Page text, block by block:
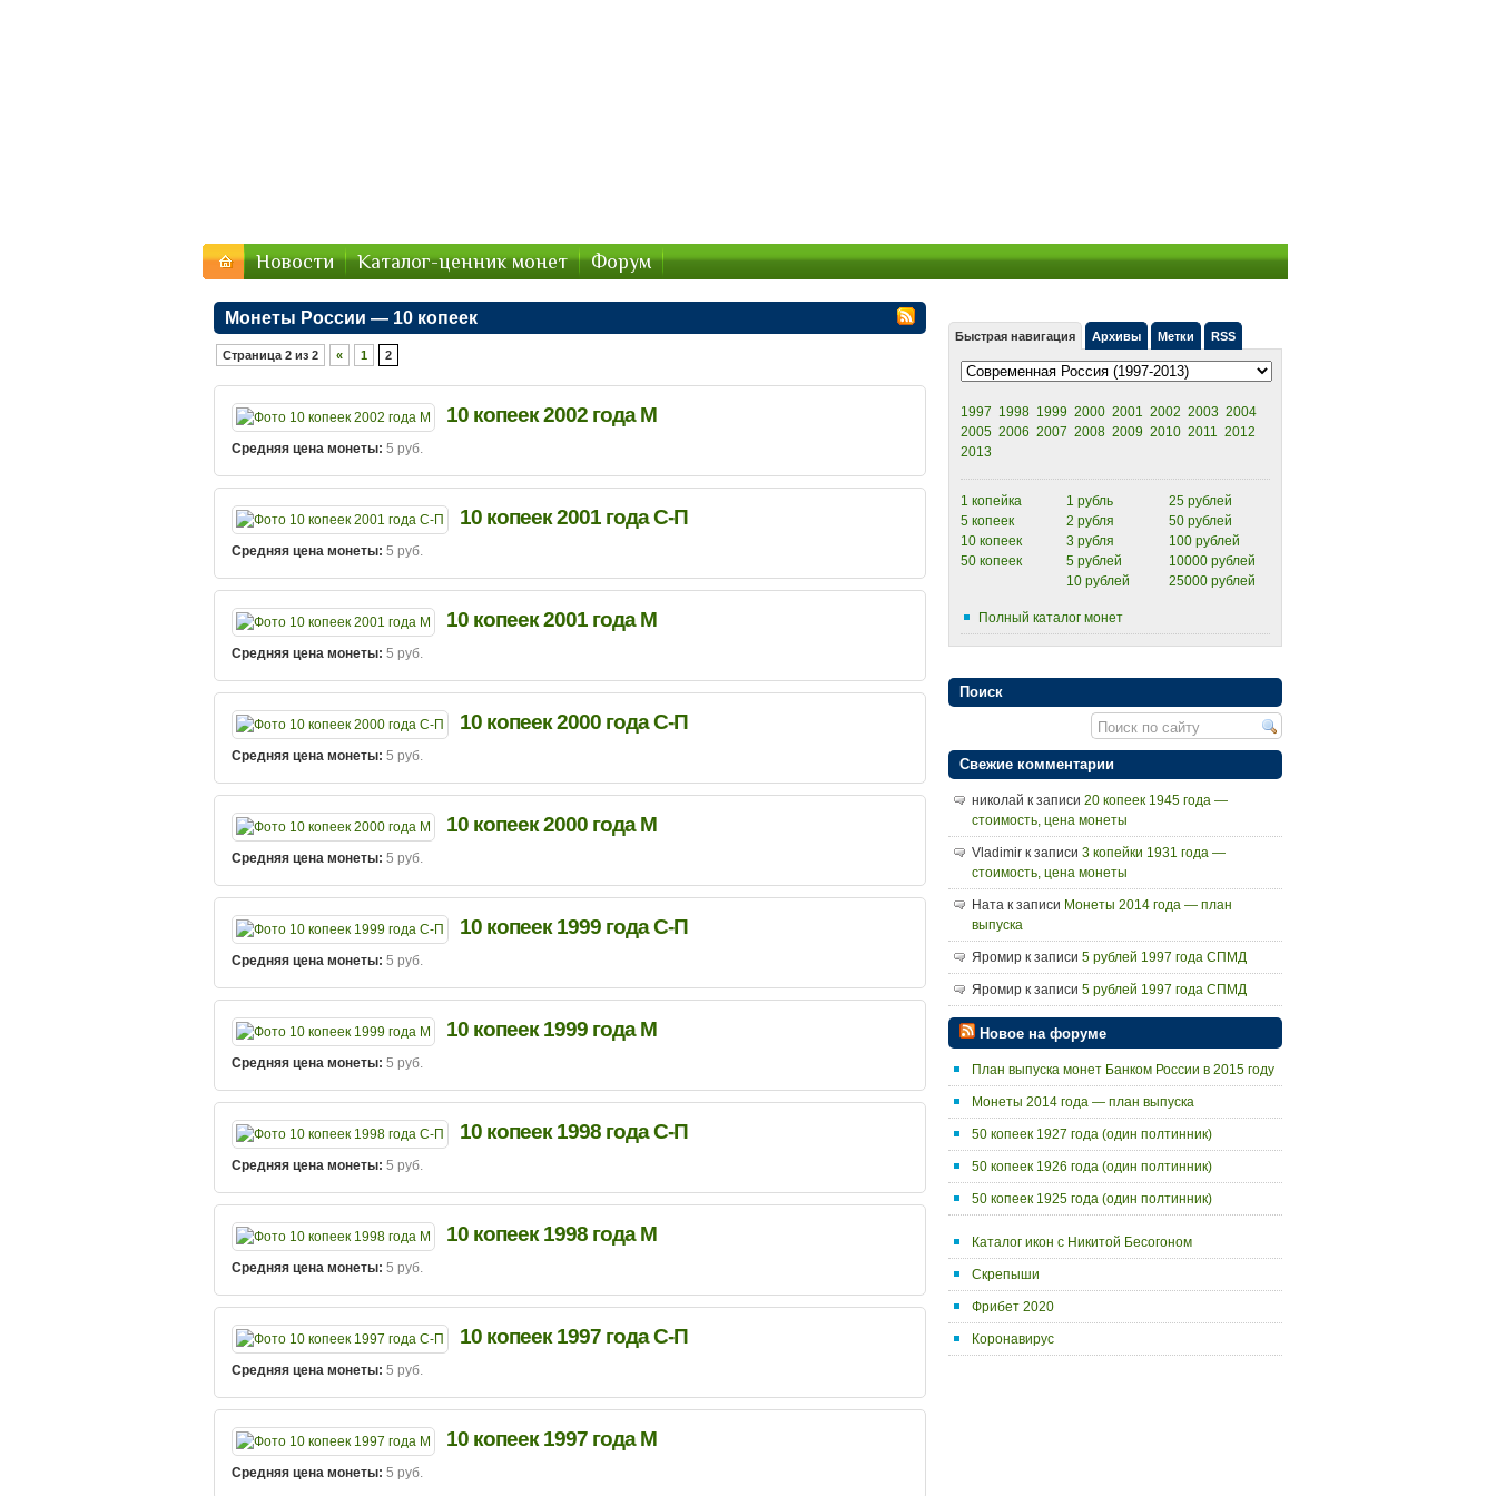
Новости Каталог-ценник монет Форум
Монеты России — 10 копеек
Страница 2 из 2 « 1 2
10 копеек 2002 года М
Средняя цена монеты: 5 руб.
10 копеек 2001 года С-П
Средняя цена монеты: 5 руб.
10 копеек 2001 года М
Средняя цена монеты: 5 руб.
10 копеек 2000 года С-П
Средняя цена монеты: 5 руб.
10 копеек 2000 года М
Средняя цена монеты: 5 руб.
10 копеек 1999 года С-П
Средняя цена монеты: 5 руб.
10 копеек 1999 года М
Средняя цена монеты: 5 руб.
10 копеек 1998 года С-П
Средняя цена монеты: 5 руб.
10 копеек 1998 года М
Средняя цена монеты: 5 руб.
10 копеек 1997 года С-П
Средняя цена монеты: 5 руб.
10 копеек 1997 года М
Средняя цена монеты: 5 руб.
Быстрая навигация Архивы Метки RSS
1997 1998 1999 2000 2001 2002 2003 2004
2005 2006 2007 2008 2009 2010 2011 2012
2013
1 копейка
5 копеек
10 копеек
50 копеек
1 рубль
2 рубля
3 рубля
5 рублей
10 рублей
25 рублей
50 рублей
100 рублей
10000 рублей
25000 рублей
Полный каталог монет
Поиск
Свежие комментарии
николай к записи 20 копеек 1945 года —
стоимость, цена монеты
Vladimir к записи 3 копейки 1931 года —
стоимость, цена монеты
Ната к записи Монеты 2014 года — план
выпуска
Яромир к записи 5 рублей 1997 года СПМД
Яромир к записи 5 рублей 1997 года СПМД
Новое на форуме
План выпуска монет Банком России в 2015 году
Монеты 2014 года — план выпуска
50 копеек 1927 года (один полтинник)
50 копеек 1926 года (один полтинник)
50 копеек 1925 года (один полтинник)
Каталог икон с Никитой Бесогоном
Скрепыши
Фрибет 2020
Коронавирус